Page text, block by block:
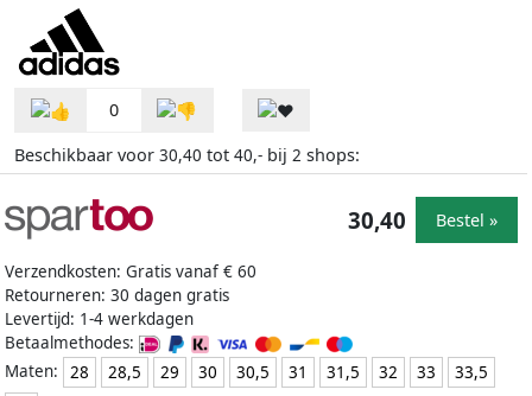
0
Beschikbaar voor 30,40 tot 40,- bij 2 shops:
Verzendkosten: Gratis vanaf € 60
Retourneren: 30 dagen gratis
Levertijd: 1-4 werkdagen
Betaalmethodes:
Maten:
28 28,5 29 30 30,5 31 31,5 32 33
33,5
30,40 Bestel »